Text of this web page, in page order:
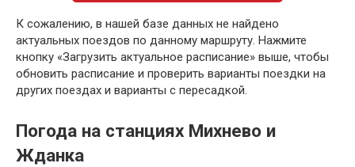
К сожалению, в нашей базе данных не найдено
актуальных поездов по данному маршруту. Нажмите
кнопку «Загрузить актуальное расписание» выше, чтобы
обновить расписание и проверить варианты поездки на
других поездах и варианты с пересадкой.
Погода на станциях Михнево и
Жданка